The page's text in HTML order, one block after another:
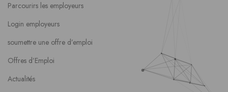
Parcourirs les employeurs
Login employeurs
soumettre une offre d’emploi
Offres d’Emploi
Actualités